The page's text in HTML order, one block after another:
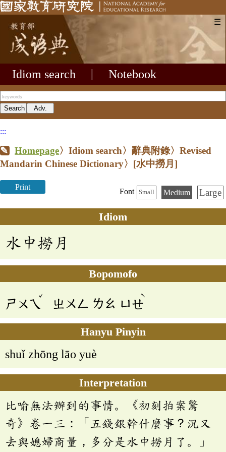
☰
Idiom search Notebook
:::
Homepage〉Idiom search〉辭典附錄〉Revised
Mandarin Chinese Dictionary〉 [水中撈月]
Print
Font Small Medium Large
Idiom
水中撈月
Bopomofo
ㄕㄨㄟ
ˇ
ㄓㄨㄥ ㄌㄠ ㄩㄝ
ˋ
Hanyu Pinyin
shuǐ zhōng lāo yuè
Interpretation
比喻無法辦到的事情。《初刻拍案驚
奇》卷一三：「五錢銀幹什麼事？況又
去與媳婦商量，多分是水中撈月了。」